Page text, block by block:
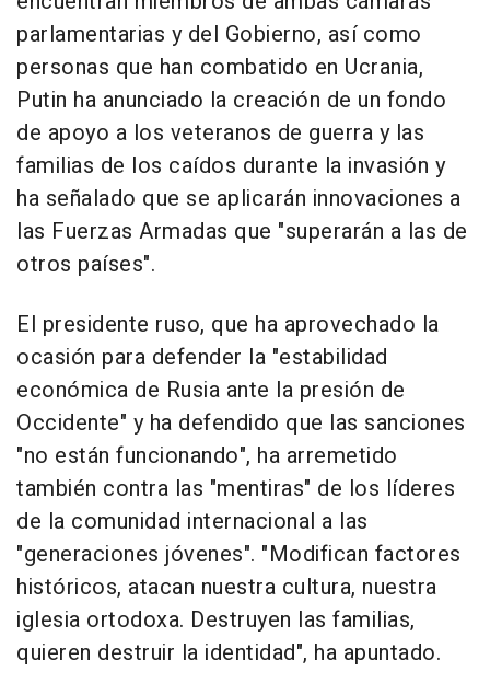
parlamentarias y del Gobierno, así como
personas que han combatido en Ucrania,
Putin ha anunciado la creación de un fondo
de apoyo a los veteranos de guerra y las
familias de los caídos durante la invasión y
ha señalado que se aplicarán innovaciones a
las Fuerzas Armadas que "superarán a las de
otros países".
El presidente ruso, que ha aprovechado la
ocasión para defender la "estabilidad
económica de Rusia ante la presión de
Occidente" y ha defendido que las sanciones
"no están funcionando", ha arremetido
también contra las "mentiras" de los líderes
de la comunidad internacional a las
"generaciones jóvenes". "Modifican factores
históricos, atacan nuestra cultura, nuestra
iglesia ortodoxa. Destruyen las familias,
quieren destruir la identidad", ha apuntado.